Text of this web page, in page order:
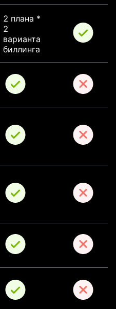
2 плана *
2
варианта
биллинга